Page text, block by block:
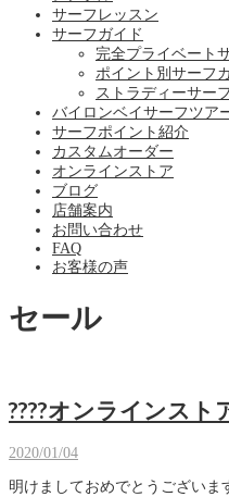
サーフレッスン
サーフガイド
完全プライベート
ポイント別サーフ
ストラディーサー
バイロンベイサーフツア
サーフポイント紹介
カスタムオーダー
オンラインストア
ブログ
店舗案内
お問い合わせ
FAQ
お客様の声
セール
????オンラインスト
2020/01/04
明けましておめでとうございます(∩´∀｀)∩ 2020年初売りセールたく